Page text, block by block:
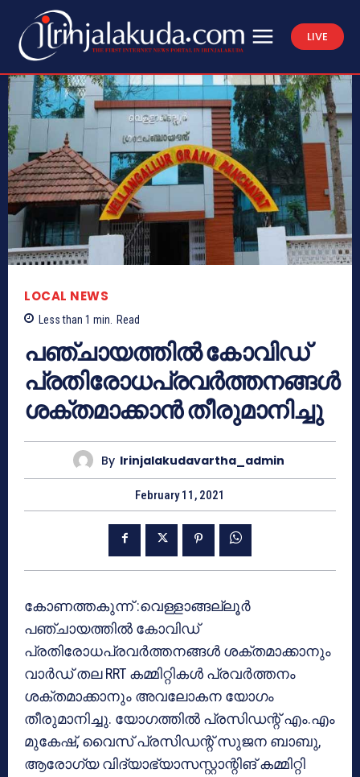
LIVE
LOCAL NEWS
Less than 1 min. Read
പഞ്ചായത്തില്‍ കോവിഡ്
പ്രതിരോധപ്രവര്‍ത്തനങ്ങള്‍
ശക്തമാക്കാന്‍ തീരുമാനിച്ചു
By Irinjalakudavartha_admin
February 11, 2021
കോണത്തകുന്ന് :വെള്ളാങ്ങല്ലൂര്‍
പഞ്ചായത്തില്‍ കോവിഡ്
പ്രതിരോധപ്രവര്‍ത്തനങ്ങള്‍ ശക്തമാക്കാനും
വാര്‍ഡ് തല RRT കമ്മിറ്റികള്‍ പ്രവര്‍ത്തനം
ശക്തമാക്കാനും അവലോകന യോഗം
തീരുമാനിച്ചു. യോഗത്തില്‍ പ്രസിഡന്റ് എം.എം
മുകേഷ്, വൈസ് പ്രസിഡന്റ് സുജന ബാബു,
ആരോഗ്യ വിദ്യാഭ്യാസസ്റ്റാന്റിങ് കമ്മിറ്റി